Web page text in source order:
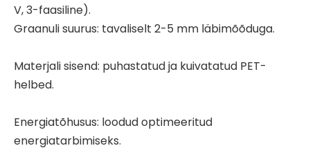
V, 3-faasiline).
Graanuli suurus: tavaliselt 2-5 mm läbimõõduga.
Materjali sisend: puhastatud ja kuivatatud PET-
helbed.
Energiatõhusus: loodud optimeeritud
energiatarbimiseks.